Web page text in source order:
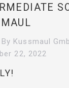
By Kussmaul
22, 2022